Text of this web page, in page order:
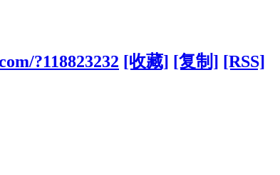
?118823232 [收藏] [复制] [RSS]